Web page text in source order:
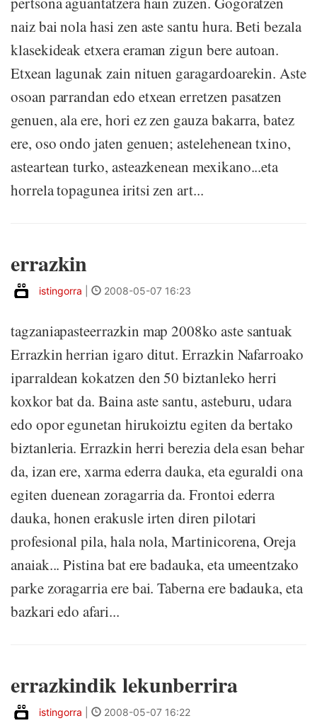
naiz bai nola hasi zen aste santu hura. Beti bezala
klasekideak etxera eraman zigun bere autoan.
Etxean lagunak zain nituen garagardoarekin. Aste
osoan parrandan edo etxean erretzen pasatzen
genuen, ala ere, hori ez zen gauza bakarra, batez
ere, oso ondo jaten genuen; astelehenean txino,
asteartean turko, asteazkenean mexikano...eta
horrela topagunea iritsi zen art...
errazkin
istingorra 2008-05-07 16:23
tagzaniapasteerrazkin map 2008ko aste santuak
Errazkin herrian igaro ditut. Errazkin Nafarroako
iparraldean kokatzen den 50 biztanleko herri
koxkor bat da. Baina aste santu, asteburu, udara
edo opor egunetan hirukoiztu egiten da bertako
biztanleria. Errazkin herri berezia dela esan behar
da, izan ere, xarma ederra dauka, eta eguraldi ona
egiten duenean zoragarria da. Frontoi ederra
dauka, honen erakusle irten diren pilotari
profesional pila, hala nola, Martinicorena, Oreja
anaiak... Pistina bat ere badauka, eta umeentzako
parke zoragarria ere bai. Taberna ere badauka, eta
bazkari edo afari...
errazkindik lekunberrira
istingorra 2008-05-07 16:22